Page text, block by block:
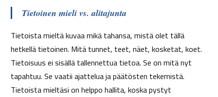
Tietoinen mieli vs. alitajunta
Tietoista mieltä kuvaa mikä tahansa, mistä olet tällä
hetkellä tietoinen. Mitä tunnet, teet, näet, kosketat, koet.
Tietoisuus ei sisällä tallennettua tietoa. Se on mitä nyt
tapahtuu. Se vaatii ajattelua ja päätösten tekemistä.
Tietoista mieltäsi on helppo hallita, koska pystyt